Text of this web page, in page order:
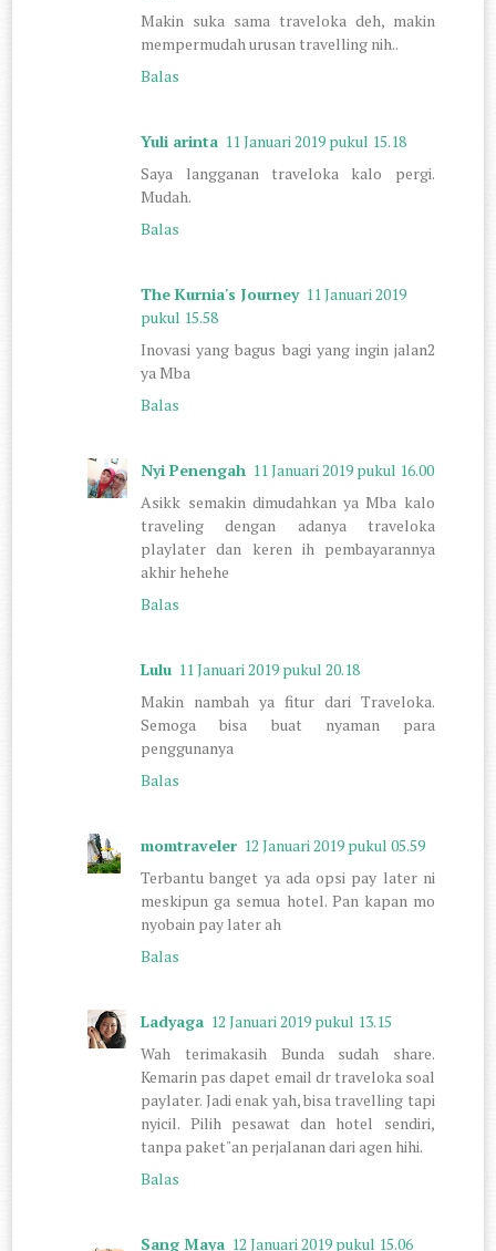
Makin suka sama traveloka deh, makin
mempermudah urusan travelling nih..
Balas
Yuli arinta 11 Januari 2019 pukul 15.18
Saya langganan traveloka kalo pergi.
Mudah.
Balas
The Kurnia's Journey 11 Januari 2019
pukul 15.58
Inovasi yang bagus bagi yang ingin jalan2
ya Mba
Balas
Nyi Penengah 11 Januari 2019 pukul 16.00
Asikk semakin dimudahkan ya Mba kalo
traveling dengan adanya traveloka
playlater dan keren ih pembayarannya
akhir hehehe
Balas
Lulu 11 Januari 2019 pukul 20.18
Makin nambah ya fitur dari Traveloka.
Semoga bisa buat nyaman para
penggunanya
Balas
momtraveler 12 Januari 2019 pukul 05.59
Terbantu banget ya ada opsi pay later ni
meskipun ga semua hotel. Pan kapan mo
nyobain pay later ah
Balas
Ladyaga 12 Januari 2019 pukul 13.15
Wah terimakasih Bunda sudah share.
Kemarin pas dapet email dr traveloka soal
paylater. Jadi enak yah, bisa travelling tapi
nyicil. Pilih pesawat dan hotel sendiri,
tanpa paket"an perjalanan dari agen hihi.
Balas
Sang Maya 12 Januari 2019 pukul 15.06